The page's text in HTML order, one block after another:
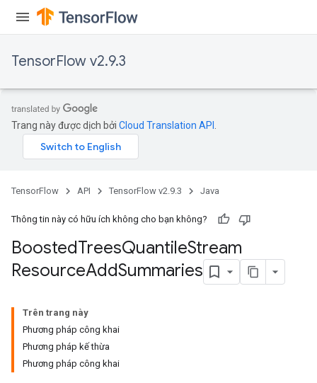
TensorFlow v2.9.3
Trang này được dịch bởi Cloud Translation API
TensorFlow API TensorFlow v2.9.3 Java
Thông tin này có hữu ích không cho bạn không?
BoostedTreesQuantileStream
ResourceAddSummaries
Trên trang này
Phương pháp công khai
Phương pháp kế thừa
Phương pháp công khai